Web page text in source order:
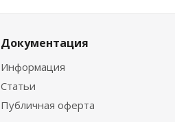
Документация
Информация
Статьи
Публичная оферта